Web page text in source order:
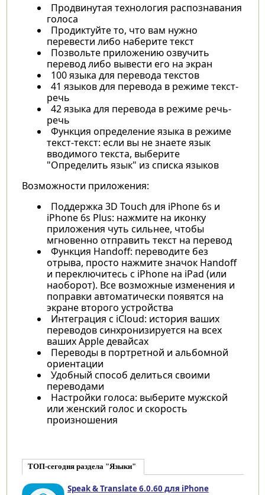
Продвинутая технология распознавания
голоса
Продиктуйте то, что вам нужно
перевести либо наберите текст
Позвольте приложению озвучить
перевод либо вывести его на экран
100 языка для перевода текстов
41 языков для перевода в режиме текст-
речь
42 языка для перевода в режиме речь-
речь
Функция определение языка в режиме
текст-текст: если вы не знаете язык
вводимого текста, выберите
"Определить язык" из списка языков
Возможности приложения:
Поддержка 3D Touch для iPhone 6s и
iPhone 6s Plus: нажмите на иконку
приложения чуть сильнее, чтобы
мгновенно отправить текст на перевод
Функция Handoff: переводите без
отрыва, просто нажмите значок Handoff
и переключитесь с iPhone на iPad (или
наоборот). Все возможные изменения и
поправки автоматически появятся на
экране второго устройства
Интеграция с iCloud: история ваших
переводов синхронизируется на всех
ваших Apple девайсах
Переводы в портретной и альбомной
ориентации
Удобный способ делиться своими
переводами
Настройки голоса: выберите мужской
или женский голос и скорость
произношения
ТОП-сегодня раздела "Языки"
Speak & Translate 6.0.60 для iPhone